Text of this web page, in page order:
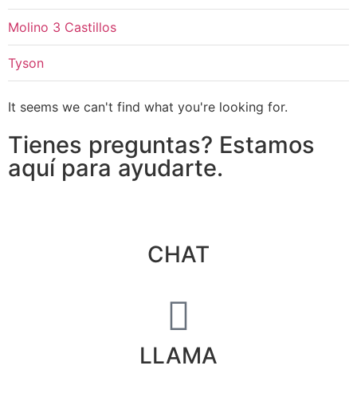
Molino 3 Castillos
Tyson
It seems we can't find what you're looking for.
Tienes preguntas? Estamos
aquí para ayudarte.
CHAT
LLAMA